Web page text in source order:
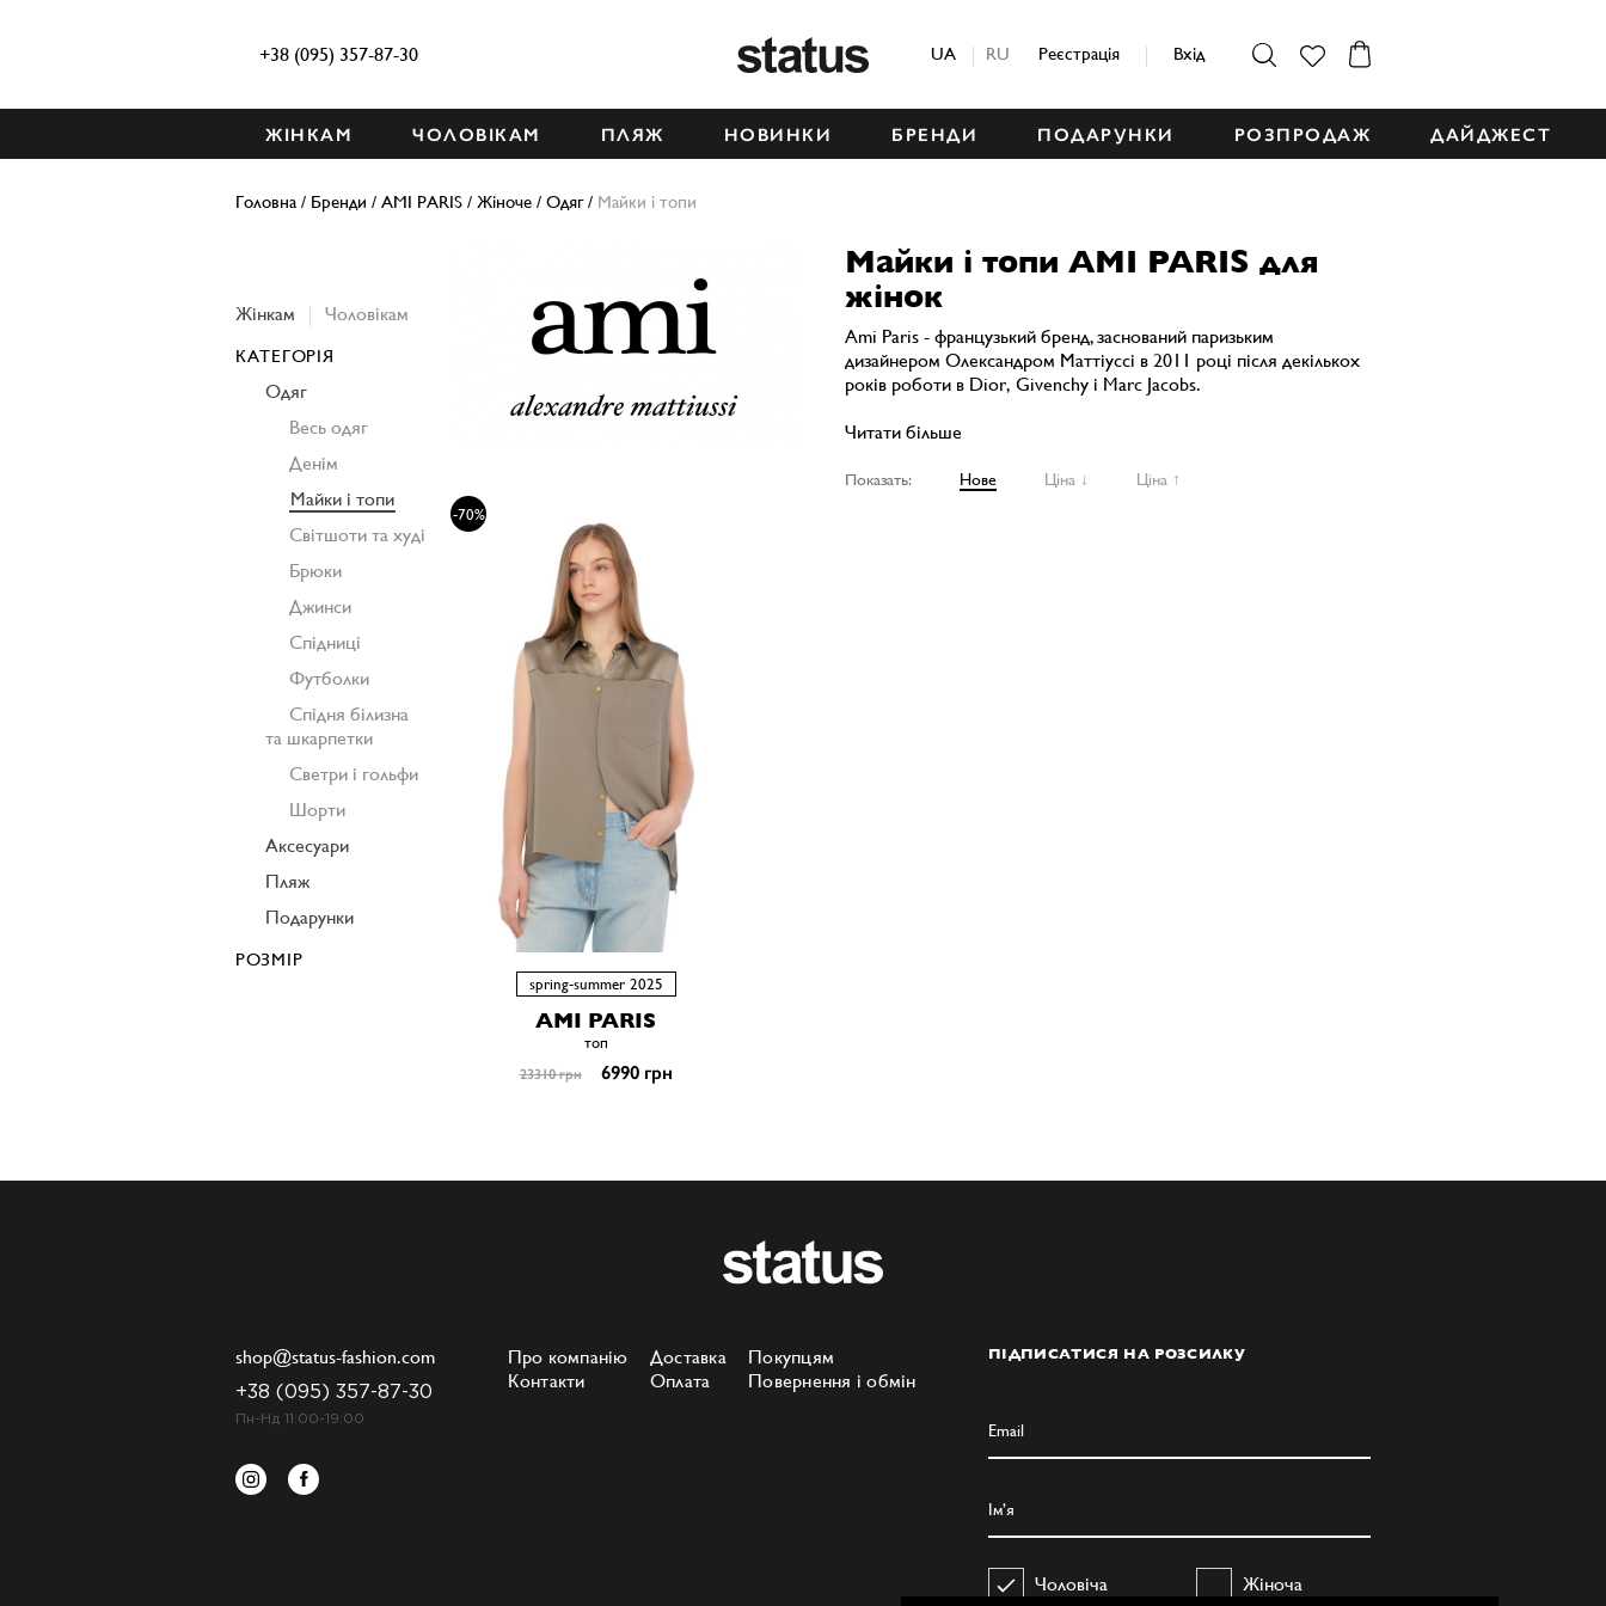
+38 (095) 357-87-30 UA RU Реєстрація Вхід
ЖІНКАМ ЧОЛОВІКАМ ПЛЯЖ НОВИНКИ БРЕНДИ ПОДАРУНКИ РОЗПРОДАЖ ДАЙДЖЕСТ
Головна / Бренди / AMI PARIS / Жіноче / Одяг/ Майки і топи
Майки і топи AMI PARIS для
жінок
Ami Paris - французький бренд, заснований паризьким
дизайнером Олександром Маттіуссі в 2011 році після декількох
років роботи в Dior, Givenchy і Marc Jacobs.
Читати більше
Показать: Нове Ціна ↓ Ціна ↑
-70%
spring-summer 2025
AMI PARIS
топ
23310 грн 6990 грн
Жінкам Чоловікам
КАТЕГОРІЯ
Одяг
Весь одяг
Денім
Майки і топи
Світшоти та худі
Брюки
Джинси
Спідниці
Футболки
Спідня білизна
та шкарпетки
Светри і гольфи
Шорти
Аксесуари
Пляж
Подарунки
РОЗМІР
ПІДПИСАТИСЯ НА РОЗСИЛКУ
Чоловіча Жіноча
Про компанію
Контакти
Доставка
Оплата
Покупцям
Повернення і обмін
shop@status-fashion.com
+38 (095) 357-87-30
Пн-Нд 11:00-19:00